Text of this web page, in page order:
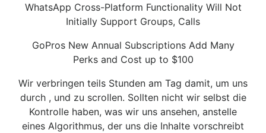
WhatsApp Cross-Platform Functionality Will Not
Initially Support Groups, Calls
GoPros New Annual Subscriptions Add Many
Perks and Cost up to $100
Wir verbringen teils Stunden am Tag damit, um uns
durch , und zu scrollen. Sollten nicht wir selbst die
Kontrolle haben, was wir uns ansehen, anstelle
eines Algorithmus, der uns die Inhalte vorschreibt